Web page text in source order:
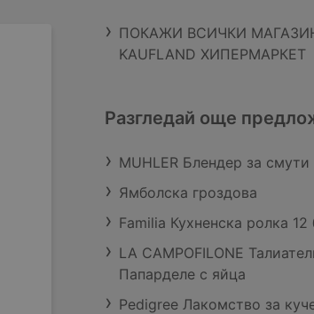
ПОКАЖИ ВСИЧКИ
KAUFLAND ХИПЕРМАРКЕТ
Разгледай още
MUHLER Блендер за смути
Ямболска гроздова
Familia Кухненска ролка 12
LA CAMPOFILONE
Папарделе с яйца
Pedigree Лакомство за